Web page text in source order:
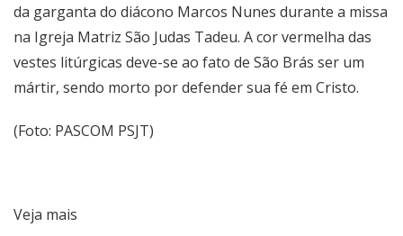
da garganta do diácono Marcos Nunes durante a missa
na Igreja Matriz São Judas Tadeu. A cor vermelha das
vestes litúrgicas deve-se ao fato de São Brás ser um
mártir, sendo morto por defender sua fé em Cristo.
(Foto: PASCOM PSJT)
Veja mais